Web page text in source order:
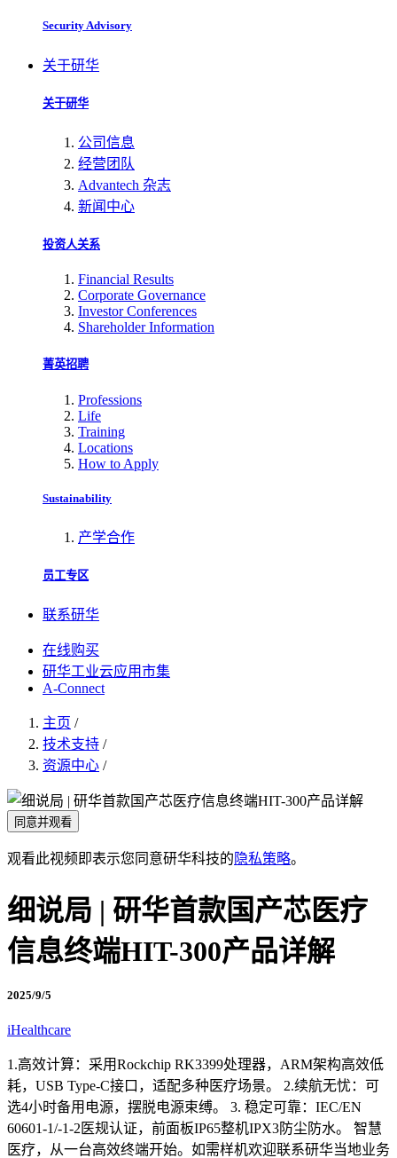
Security Advisory
关于研华
关于研华
公司信息
经营团队
Advantech 杂志
新闻中心
投资人关系
Financial Results
Corporate Governance
Investor Conferences
Shareholder Information
菁英招聘
Professions
Life
Training
Locations
How to Apply
Sustainability
产学合作
员工专区
联系研华
在线购买
研华工业云应用市集
A-Connect
主页 /
技术支持 /
资源中心 /
同意并观看
观看此视频即表示您同意研华科技的 隐私策略。
细说局 | 研华首款国产芯医疗
信息终端HIT-300产品详解
2025/9/5
iHealthcare
1.高效计算：采用Rockchip RK3399处理器，ARM架构高效低
耗，USB Type-C接口，适配多种医疗场景。 2.续航无忧：可
选4小时备用电源，摆脱电源束缚。 3. 稳定可靠：IEC/EN
60601-1/-1-2医规认证，前面板IP65整机IPX3防尘防水。 智慧
医疗，从一台高效终端开始。如需样机欢迎联系研华当地业务